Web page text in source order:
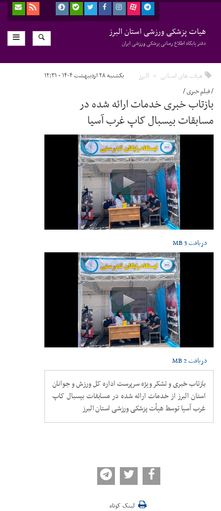
هیات پزشکی ورزشی استان البرز
دفتر پایگاه اطلاع رسانی پزشکی ورزشی ایران
هیات های استانی البرز یکشنبه ۲۸ اردیبهشت ۱۴۰۴ - ۱۲:۳۱
/ فیلم خبری /
بازتاب خبری خدمات ارائه شده در
مسابقات بیسبال کاپ غرب آسیا
دریافت3 MB
دریافت2 MB
بازتاب خبری و تشکر ویژه سرپرست اداره کل ورزش و جوانان
استان البرز از خدمات ارائه شده در مسابقات بیسبال کاپ
غرب آسیا توسط هیأت پزشکی ورزشی استان البرز
لینک کوتاه